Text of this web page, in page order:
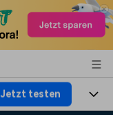
Jetzt testen